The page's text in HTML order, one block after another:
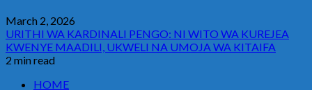
March 2, 2026
URITHI WA KARDINALI PENGO: NI WITO WA KUREJEA
KWENYE MAADILI, UKWELI NA UMOJA WA KITAIFA
2 min read
HOME